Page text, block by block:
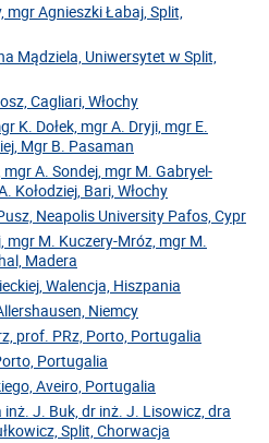
mgr Agnieszki Łabaj, Split,
Mądziela, Uniwersytet w Split,
Cagliari, Włochy
K. Dołek, mgr A. Dryji, mgr E.
Mgr B. Pasaman
A. Sondej, mgr M. Gabryel-
Kołodziej, Bari, Włochy
Neapolis University Pafos, Cypr
mgr M. Kuczery-Mróz, mgr M.
Madera
Walencja, Hiszpania
Niemcy
prof. PRz, Porto, Portugalia
Portugalia
Aveiro, Portugalia
J. Buk, dr inż. J. Lisowicz, dra
Split, Chorwacja